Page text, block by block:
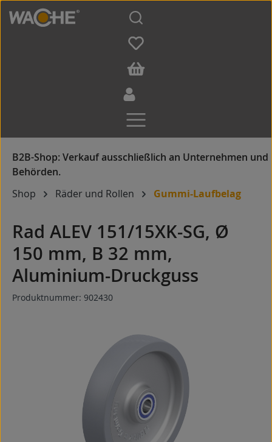
Zum Hauptinhalt springen
Shop Räder und Rollen Gummi-Laufbelag
Rad ALEV 151/15XK-SG, Ø
150 mm, B 32 mm,
Aluminium-Druckguss
Produktnummer: 902430
Bildergalerie überspringen